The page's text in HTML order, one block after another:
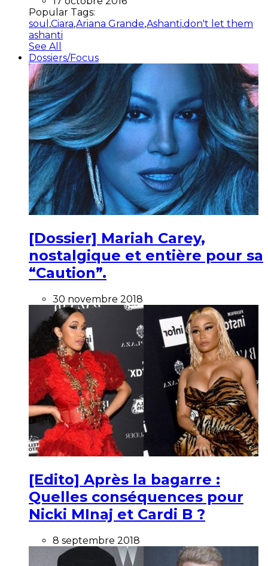
Popular Tags:
soul ,Ciara,Ariana Grande,Ashanti,don't let them
ashanti
See All
Dossiers/Focus
[Dossier] Mariah Carey,
nostalgique et entière pour sa
“Caution”.
30 novembre 2018
[Edito] Après la bagarre :
Quelles conséquences pour
Nicki MInaj et Cardi B ?
8 septembre 2018